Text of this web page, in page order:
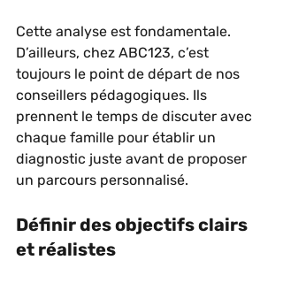
Cette analyse est fondamentale.
D’ailleurs, chez ABC123, c’est
toujours le point de départ de nos
conseillers pédagogiques. Ils
prennent le temps de discuter avec
chaque famille pour établir un
diagnostic juste avant de proposer
un parcours personnalisé.
Définir des objectifs clairs
et réalistes